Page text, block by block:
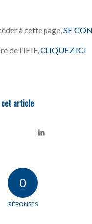
à cette page, SE
de l’IEIF,CLIQUEZ ICI
article
0
RÉPONSES